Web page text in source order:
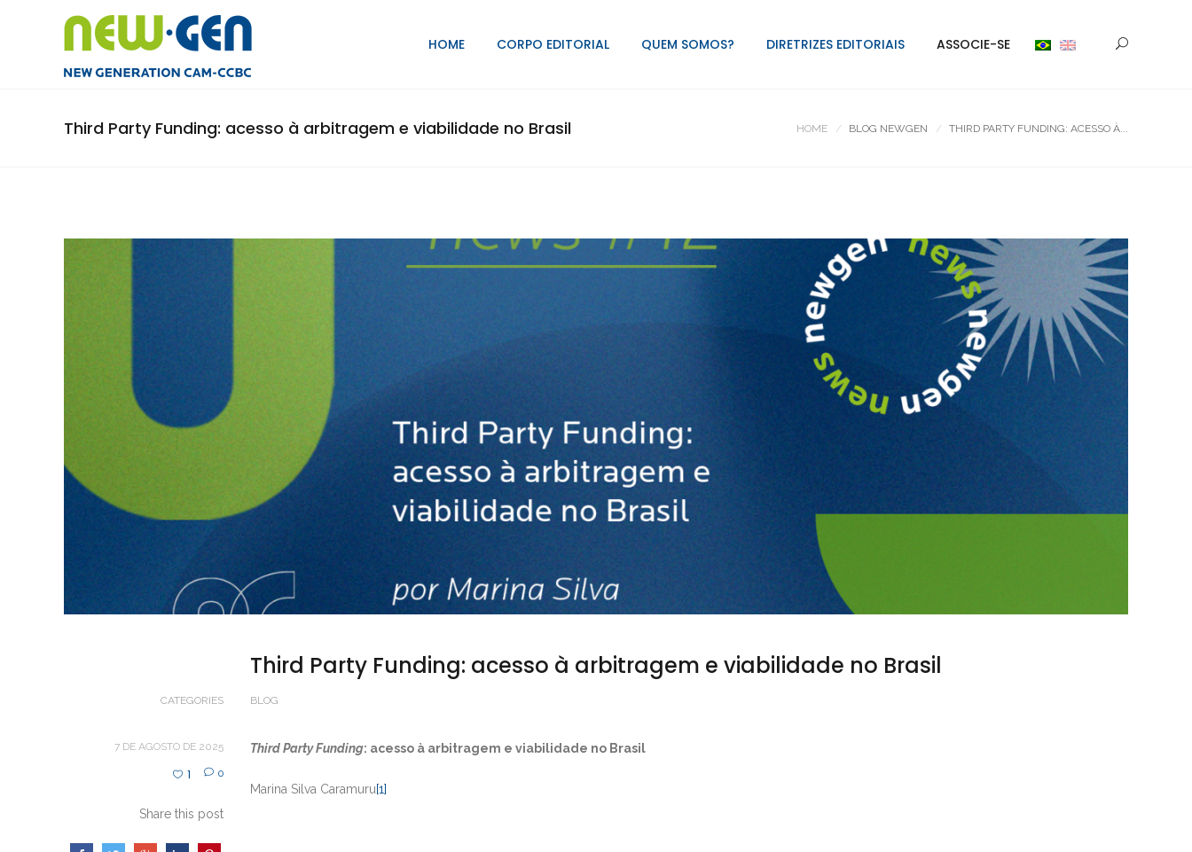
HOME CORPO EDITORIAL QUEM SOMOS? DIRETRIZES EDITORIAIS ASSOCIE-SE
Third Party Funding: acesso à arbitragem e viabilidade no Brasil HOME BLOG NEWGEN THIRD PARTY FUNDING: ACESSO À...
Third Party Funding: acesso à arbitragem e viabilidade no Brasil
CATEGORIES BLOG
7 DE AGOSTO DE 2025
1 0
Share this post
Third Party Funding: acesso à arbitragem e viabilidade no Brasil
Marina Silva Caramuru[1]